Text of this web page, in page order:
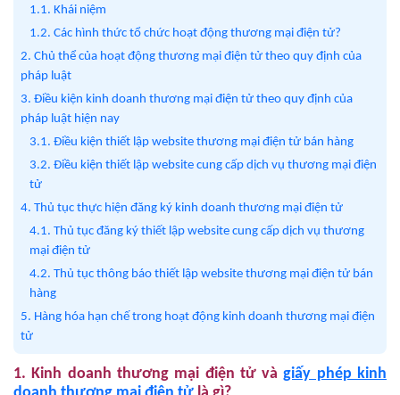
1.1. Khái niệm
1.2. Các hình thức tổ chức hoạt động thương mại điện tử?
2. Chủ thể của hoạt động thương mại điện tử theo quy định của
pháp luật
3. Điều kiện kinh doanh thương mại điện tử theo quy định của
pháp luật hiện nay
3.1. Điều kiện thiết lập website thương mại điện tử bán hàng
3.2. Điều kiện thiết lập website cung cấp dịch vụ thương mại điện
tử
4. Thủ tục thực hiện đăng ký kinh doanh thương mại điện tử
4.1. Thủ tục đăng ký thiết lập website cung cấp dịch vụ thương
mại điện tử
4.2. Thủ tục thông báo thiết lập website thương mại điện tử bán
hàng
5. Hàng hóa hạn chế trong hoạt động kinh doanh thương mại điện
tử
1. Kinh doanh thương mại điện tử vàgiấy phép kinh